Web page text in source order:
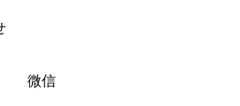
微信